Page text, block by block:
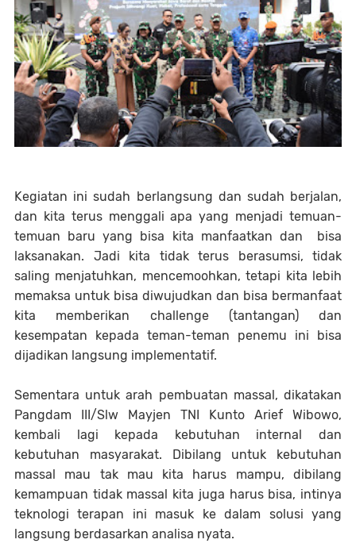
Kegiatan ini sudah berlangsung dan sudah berjalan,
dan kita terus menggali apa yang menjadi temuan-
temuan baru yang bisa kita manfaatkan dan bisa
laksanakan. Jadi kita tidak terus berasumsi, tidak
saling menjatuhkan, mencemoohkan, tetapi kita lebih
memaksa untuk bisa diwujudkan dan bisa bermanfaat
kita memberikan challenge (tantangan) dan
kesempatan kepada teman-teman penemu ini bisa
dijadikan langsung implementatif.
Sementara untuk arah pembuatan massal, dikatakan
Pangdam III/Slw Mayjen TNI Kunto Arief Wibowo,
kembali lagi kepada kebutuhan internal dan
kebutuhan masyarakat. Dibilang untuk kebutuhan
massal mau tak mau kita harus mampu, dibilang
kemampuan tidak massal kita juga harus bisa, intinya
teknologi terapan ini masuk ke dalam solusi yang
langsung berdasarkan analisa nyata.